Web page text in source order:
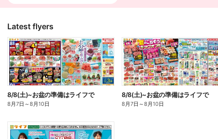
Latest flyers
8/8(土)~お盆の準備はライフで
8月7日 ～8月10日
8/8(土)~お盆の準備はライフで
8月7日 ～8月10日